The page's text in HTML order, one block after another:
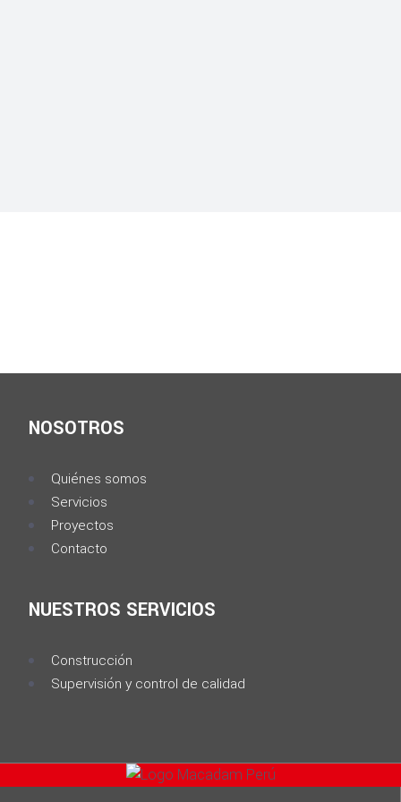
NOSOTROS
Quiénes somos
Servicios
Proyectos
Contacto
NUESTROS SERVICIOS
Construcción
Supervisión y control de calidad